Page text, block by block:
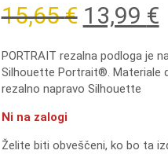
15,65€ Original
price
was:
13,99 €
PORTRAIT rezalna podloga je
Silhouette Portrait®. Materiale
rezalno napravo Silhouette
Ni na zalogi
Želite biti obveščeni, ko bo ta